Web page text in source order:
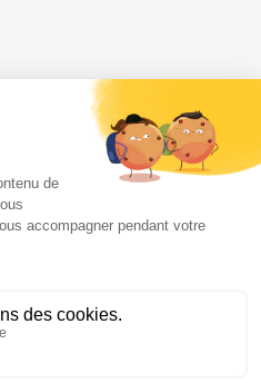
des Avis Garantis,